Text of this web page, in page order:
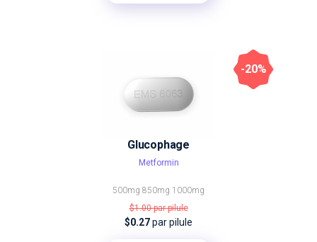
Glucophage
Metformin
500mg 850mg 1000mg
$1.00par pilule
$0.27par pilule
-20%